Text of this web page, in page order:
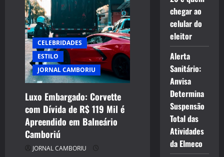
CELEBRIDADES
ESTILO
JORNAL CAMBORIU
Luxo Embargado: Corvette
com Dívida de R$ 119 Mil é
Apreendido em Balneário
Camboriú
JORNAL CAMBORIU
chegar ao
celular do
eleitor
Alerta
Sanitário:
Anvisa
Determina
Suspensão
Total das
Atividades
da Elmeco